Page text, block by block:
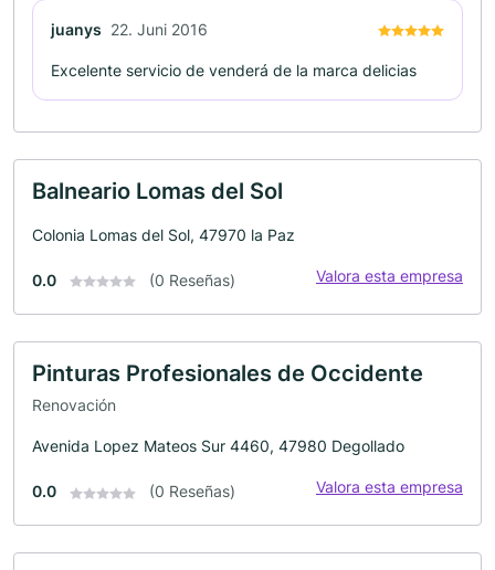
juanys 22. Juni 2016
Excelente servicio de venderá de la marca delicias
Balneario Lomas del Sol
Colonia Lomas del Sol, 47970 la Paz
0.0 (0 Reseñas) Valora esta empresa
Pinturas Profesionales de Occidente
Renovación
Avenida Lopez Mateos Sur 4460, 47980 Degollado
0.0 (0 Reseñas) Valora esta empresa